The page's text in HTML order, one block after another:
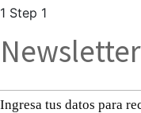
1 Step 1
Newsletter
Ingresa tus datos para